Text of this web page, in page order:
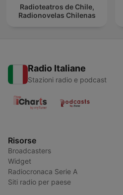
Radioteatros de Chile,
Radionovelas Chilenas
Radio Italiane
Stazioni radio e podcast
Risorse
Broadcasters
Widget
Radiocronaca Serie A
Siti radio per paese